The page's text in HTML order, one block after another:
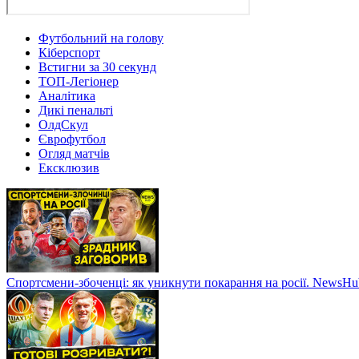
Футбольний на голову
Кіберспорт
Встигни за 30 секунд
ТОП-Легіонер
Аналітика
Дикі пенальті
ОлдСкул
Єврофутбол
Огляд матчів
Ексклюзив
Спортсмени-збоченці: як уникнути покарання на росії.